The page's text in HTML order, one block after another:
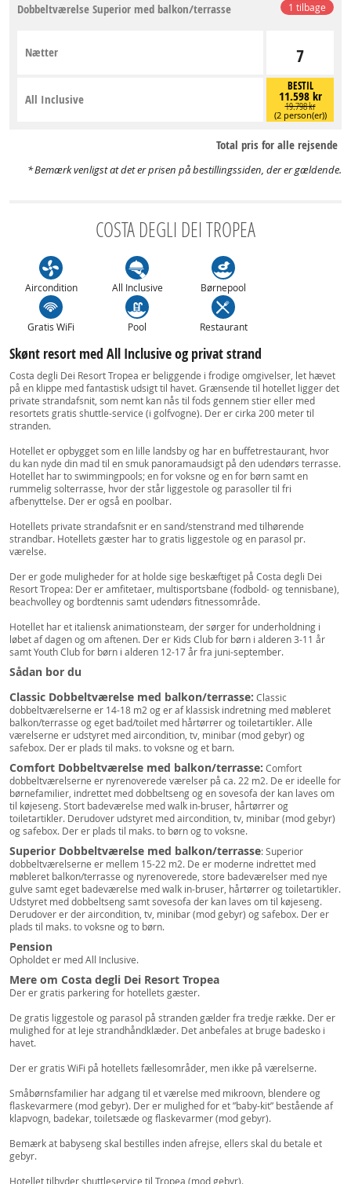
1 tilbage
Dobbeltværelse Superior med balkon/terrasse
7
Nætter
BESTIL
11.598 kr
19.798 kr
(2 person(er))
All Inclusive
Total pris for alle rejsende
Bemærk venligst at det er prisen på bestillingssiden, der er gældende.
COSTA DEGLI DEI TROPEA
Aircondition All Inclusive Børnepool
Gratis WiFi Pool Restaurant
Skønt resort med All Inclusive og privat strand
Costa degli Dei Resort Tropea er beliggende i frodige omgivelser, let hævet
på en klippe med fantastisk udsigt til havet. Grænsende til hotellet ligger det
private strandafsnit, som nemt kan nås til fods gennem stier eller med
resortets gratis shuttle-service (i golfvogne). Der er cirka 200 meter til
stranden.
Hotellet er opbygget som en lille landsby og har en buffetrestaurant, hvor
du kan nyde din mad til en smuk panoramaudsigt på den udendørs terrasse.
Hotellet har to swimmingpools; en for voksne og en for børn samt en
rummelig solterrasse, hvor der står liggestole og parasoller til fri
afbenyttelse. Der er også en poolbar.
Hotellets private strandafsnit er en sand/stenstrand med tilhørende
strandbar. Hotellets gæster har to gratis liggestole og en parasol pr.
værelse.
Der er gode muligheder for at holde sige beskæftiget på Costa degli Dei
Resort Tropea: Der er amfitetaer, multisportsbane (fodbold- og tennisbane),
beachvolley og bordtennis samt udendørs fitnessområde.
Hotellet har et italiensk animationsteam, der sørger for underholdning i
løbet af dagen og om aftenen. Der er Kids Club for børn i alderen 3-11 år
samt Youth Club for børn i alderen 12-17 år fra juni-september.
Sådan bor du
Classic Dobbeltværelse med balkon/terrasse: Classic
dobbeltværelserne er 14-18 m2 og er af klassisk indretning med møbleret
balkon/terrasse og eget bad/toilet med hårtørrer og toiletartikler. Alle
værelserne er udstyret med aircondition, tv, minibar (mod gebyr) og
safebox. Der er plads til maks. to voksne og et barn.
Comfort Dobbeltværelse med balkon/terrasse: Comfort
dobbeltværelserne er nyrenoverede værelser på ca. 22 m2. De er ideelle for
børnefamilier, indrettet med dobbeltseng og en sovesofa der kan laves om
til køjeseng. Stort badeværelse med walk in-bruser, hårtørrer og
toiletartikler. Derudover udstyret med aircondition, tv, minibar (mod gebyr)
og safebox. Der er plads til maks. to børn og to voksne.
Superior Dobbeltværelse med balkon/terrasse: Superior
dobbeltværelserne er mellem 15-22 m2. De er moderne indrettet med
møbleret balkon/terrasse og nyrenoverede, store badeværelser med nye
gulve samt eget badeværelse med walk in-bruser, hårtørrer og toiletartikler.
Udstyret med dobbeltseng samt sovesofa der kan laves om til køjeseng.
Derudover er der aircondition, tv, minibar (mod gebyr) og safebox. Der er
plads til maks. to voksne og to børn.
Pension
Opholdet er med All Inclusive.
Mere om Costa degli Dei Resort Tropea
Der er gratis parkering for hotellets gæster.
De gratis liggestole og parasol på stranden gælder fra tredje række. Der er
mulighed for at leje strandhåndklæder. Det anbefales at bruge badesko i
havet.
Der er gratis WiFi på hotellets fællesområder, men ikke på værelserne.
Småbørnsfamilier har adgang til et værelse med mikroovn, blendere og
flaskevarmere (mod gebyr). Der er mulighed for et ”baby-kit” bestående af
klapvogn, badekar, toiletsæde og flaskevarmer (mod gebyr).
Bemærk at babyseng skal bestilles inden afrejse, ellers skal du betale et
gebyr.
Hotellet tilbyder shuttleservice til Tropea (mod gebyr).